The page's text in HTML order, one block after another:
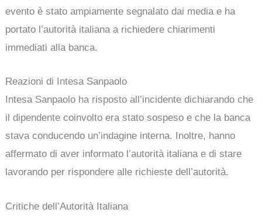
evento è stato ampiamente segnalato dai media e ha
portato l’autorità italiana a richiedere chiarimenti
immediati alla banca.
Reazioni di Intesa Sanpaolo
Intesa Sanpaolo ha risposto all’incidente dichiarando che
il dipendente coinvolto era stato sospeso e che la banca
stava conducendo un’indagine interna. Inoltre, hanno
affermato di aver informato l’autorità italiana e di stare
lavorando per rispondere alle richieste dell’autorità.
Critiche dell’Autorità Italiana